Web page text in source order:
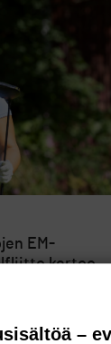
EM-
kertoo
–